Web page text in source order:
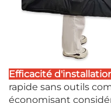
Efficacité
rapide sans outils
économisant